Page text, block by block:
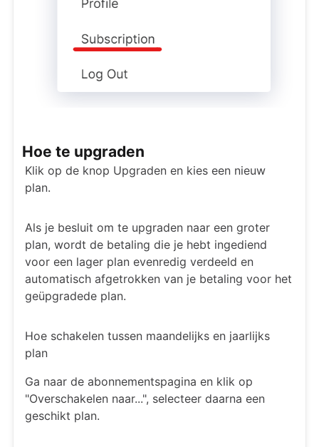
Hoe te upgraden
Klik op de knop Upgraden en kies een nieuw
plan.
Als je besluit om te upgraden naar een groter
plan, wordt de betaling die je hebt ingediend
voor een lager plan evenredig verdeeld en
automatisch afgetrokken van je betaling voor het
geüpgradede plan.
Hoe schakelen tussen maandelijks en jaarlijks
plan
Ga naar de abonnementspagina en klik op
"Overschakelen naar...", selecteer daarna een
geschikt plan.